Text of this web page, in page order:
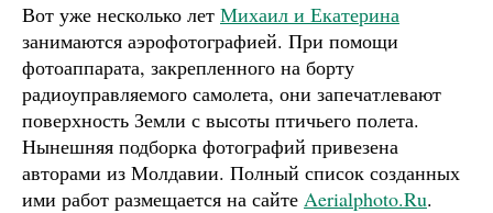
Вот уже несколько лет Михаил и Екатерина
занимаются аэрофотографией. При помощи
фотоаппарата, закрепленного на борту
радиоуправляемого самолета, они запечатлевают
поверхность Земли с высоты птичьего полета.
Нынешняя подборка фотографий привезена
авторами из Молдавии. Полный список созданных
ими работ размещается на сайте Aerialphoto.Ru.